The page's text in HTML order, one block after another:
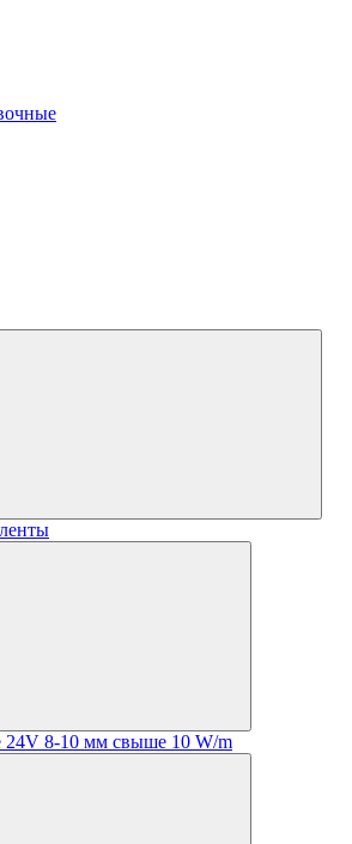
24V 8-10 мм свыше 10 W/m